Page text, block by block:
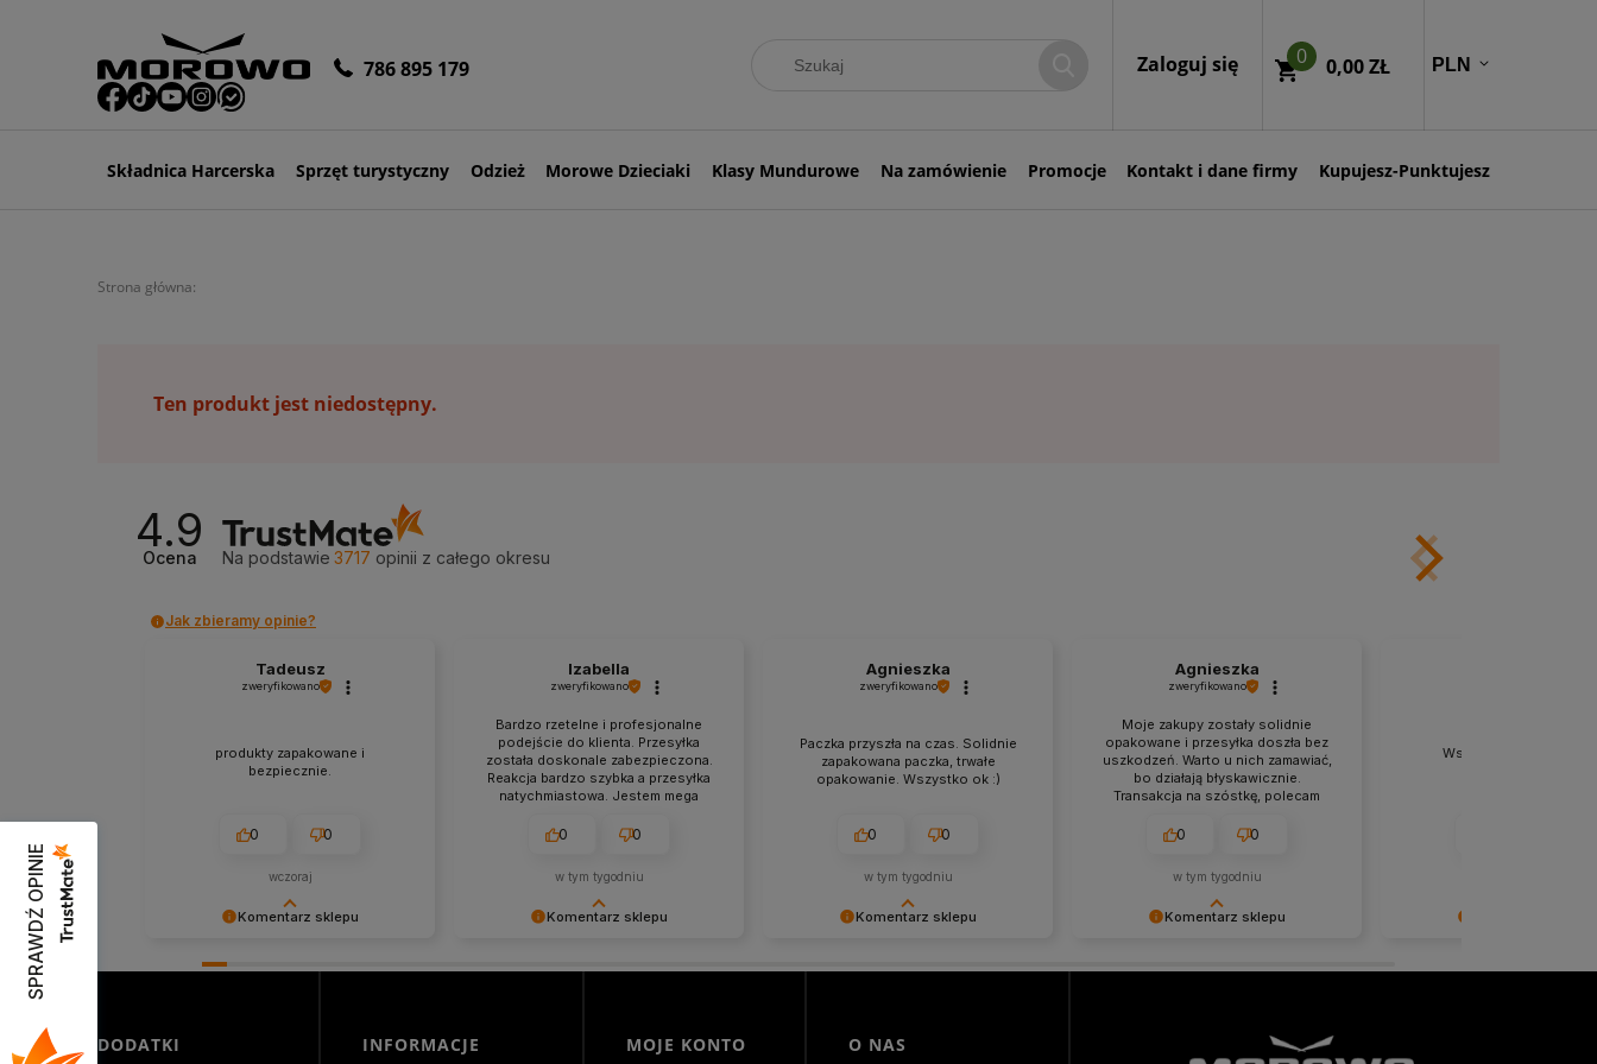
786 895 179 Zaloguj się 0 0,00 ZŁ
Składnica Harcerska Sprzęt turystyczny Odzież Morowe Dzieciaki Klasy Mundurowe Na zamówienie Promocje Kontakt i dane firmy Kupujesz-Punktujesz
Strona główna:
Ten produkt jest niedostępny.
4.9
Ocena Na podstawie 3717 opinii z całego okresu
Jak zbieramy opinie?
Komentarz sklepu
Mamy szczerą nadzieję, że
na dłużej. Z serdecznymi
Tadeusz
zweryfikowano
produkty zapakowane i
bezpiecznie.
0 0
wczoraj
Komentarz sklepu
obsługa trafiła w Twoje gusta. Mamy
Izabella
zweryfikowano
Bardzo rzetelne i profesjonalne
podejście do klienta. Przesyłka
została doskonale zabezpieczona.
Reakcja bardzo szybka a przesyłka
natychmiastowa. Jestem mega
sklepie.
0 0
w tym tygodniu
Komentarz sklepu
Cieszymy się, że zakup przeszedł
świetnym klientom. Dziękujemy raz
Agnieszka
zweryfikowano
Paczka przyszła na czas. Solidnie
zapakowana paczka, trwałe
opakowanie. Wszystko ok :)
0 0
w tym tygodniu
Komentarz sklepu
ciepło oceniłeś naszą pracę. Mamy
pozdrawiamy, Morowo Team
Agnieszka
zweryfikowano
Moje zakupy zostały solidnie
opakowane i przesyłka doszła bez
uszkodzeń. Warto u nich zamawiać,
bo działają błyskawicznie.
Transakcja na szóstkę, polecam
0 0
w tym tygodniu
obsługa trafiła w Twoje
Wszystko gładko
DODATKI INFORMACJE MOJE KONTO O NAS
SPRAWDŹ OPINIE